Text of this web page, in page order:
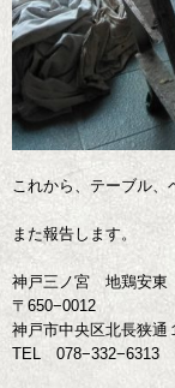
これから、テーブル、
また報告します。
神戸三ノ宮 地鶏安東
〒650−0012
神戸市中央区北長狭通
TEL 078−332−6313